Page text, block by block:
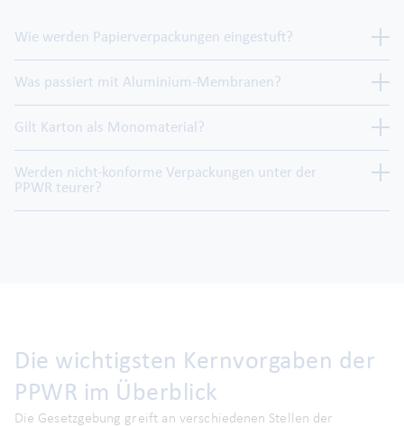
Wie werden Papierverpackungen eingestuft?
Was passiert mit Aluminium-Membranen?
Gilt Karton als Monomaterial?
Werden nicht-konforme Verpackungen unter der
PPWR teurer?
Die wichtigsten Kernvorgaben der
PPWR im Überblick
Die Gesetzgebung greift an verschiedenen Stellen der